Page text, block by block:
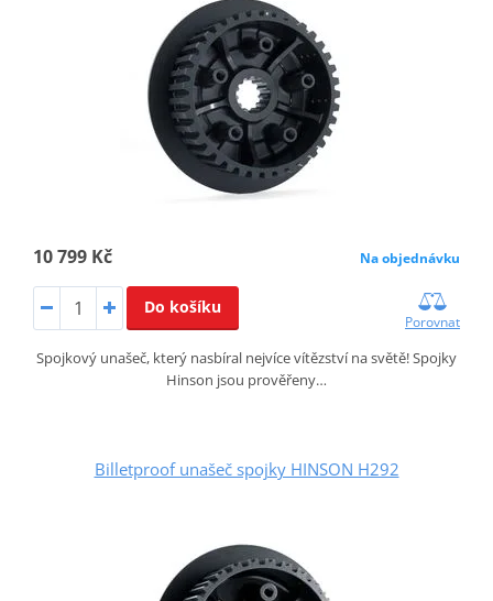
10 799 Kč Na objednávku
Do košíku
Porovnat
Spojkový unašeč, který nasbíral nejvíce vítězství na světě! Spojky
Hinson jsou prověřeny…
Billetproof unašeč spojky HINSON H292